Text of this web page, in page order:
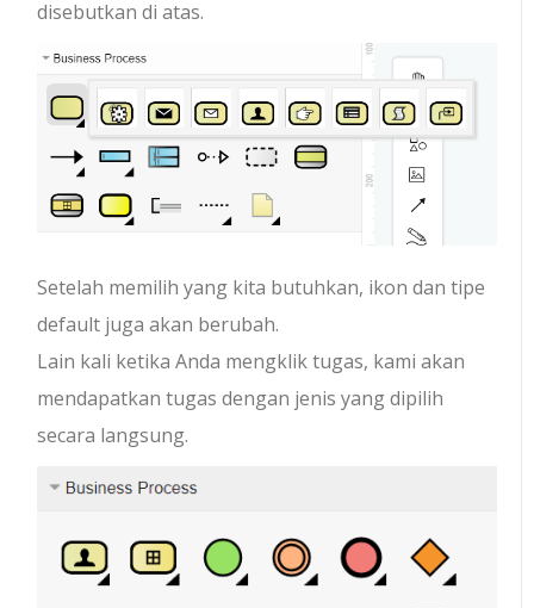
disebutkan di atas.
Setelah memilih yang kita butuhkan, ikon dan tipe
default juga akan berubah.
Lain kali ketika Anda mengklik tugas, kami akan
mendapatkan tugas dengan jenis yang dipilih
secara langsung.